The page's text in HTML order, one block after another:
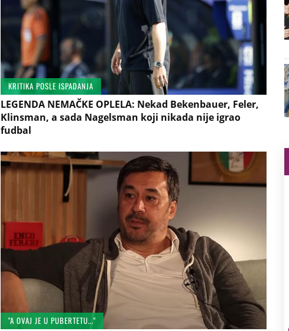
KRITIKA POSLE ISPADANJA
LEGENDA NEMAČKE OPLELA: Nekad Bekenbauer, Feler,
Klinsman, a sada Nagelsman koji nikada nije igrao
fudbal
"A OVAJ JE U PUBERTETU..."